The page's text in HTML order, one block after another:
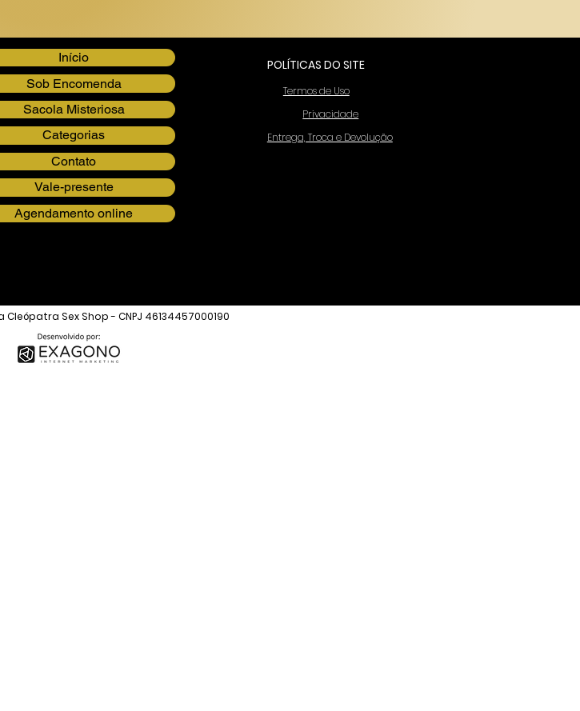
Início
Sob Encomenda
Sacola Misteriosa
Categorias
Contato
Vale-presente
Agendamento online
POLÍTICAS DO SITE
Termos de Uso
Privacidade
Entrega, Troca e Devolução
Sex Shop - CNPJ 46134457000190